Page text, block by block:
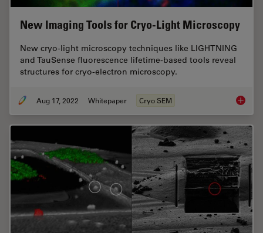
New Imaging Tools for Cryo-Light Microscopy
New cryo-light microscopy techniques like LIGHTNING
and TauSense fluorescence lifetime-based tools reveal
structures for cryo-electron microscopy.
Aug 17, 2022 Whitepaper Cryo SEM New